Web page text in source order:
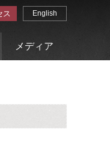
ス English
メディア